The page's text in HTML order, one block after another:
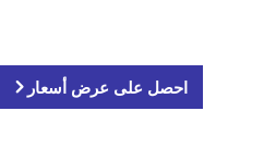
احصل على عرض أسعار